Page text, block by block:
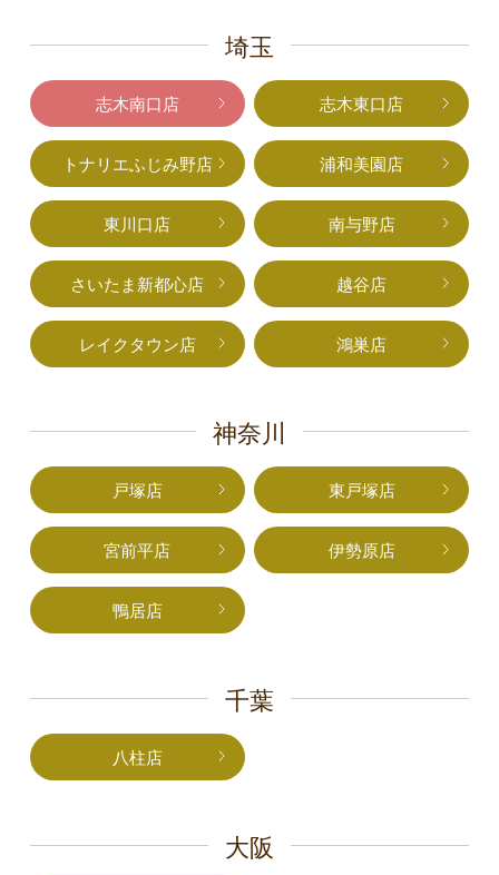
埼玉
志木南口店 志木東口店
トナリエふじみ野店 浦和美園店
東川口店 南与野店
さいたま新都心店 越谷店
レイクタウン店 鴻巣店
神奈川
戸塚店 東戸塚店
宮前平店 伊勢原店
鴨居店
千葉
八柱店
大阪